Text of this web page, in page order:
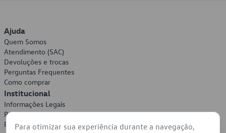
Ajuda
Quem Somos
Atendimento (SAC)
Devoluções e trocas
Perguntas Frequentes
Como comprar
Institucional
Informações Legais
Política de Privacidade
Política de Cookies
Para otimizar sua experiência durante a navegação,